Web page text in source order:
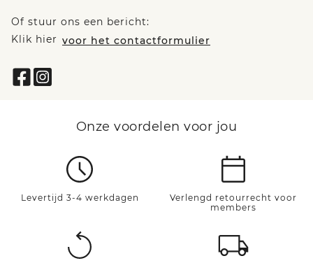
Of stuur ons een bericht:
Klik hier voor het contactformulier
Onze voordelen voor jou
Levertijd 3-4 werkdagen
Verlengd retourrecht voor
members